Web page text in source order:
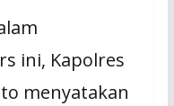
ini, Kapolres
menyatakan